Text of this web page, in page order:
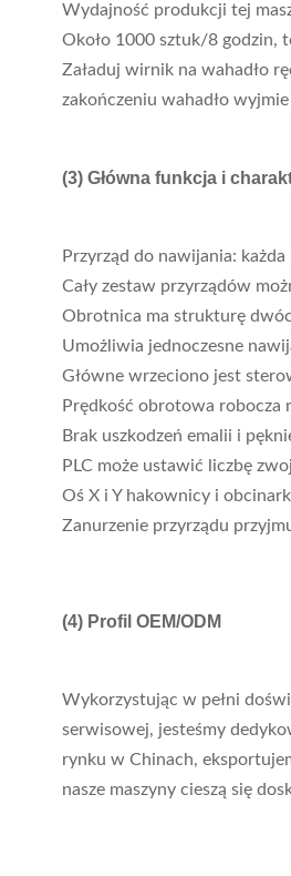
Wydajność produkcji tej
Około 1000 sztuk/8 godzin,
Załaduj wirnik na wahadło
zakończeniu wahadło
(3) Główna funkcja i
Przyrząd do nawijania:
Cały zestaw przyrządów
Obrotnica ma strukturę
Umożliwia jednoczesne
Główne wrzeciono jest
Prędkość obrotowa robocza
Brak uszkodzeń emalii i
PLC może ustawić liczbę
Oś X i Y hakownicy i
Zanurzenie przyrządu
(4) Profil OEM/ODM
Wykorzystując w pełni
serwisowej, jesteśmy
rynku w Chinach,
nasze maszyny cieszą się